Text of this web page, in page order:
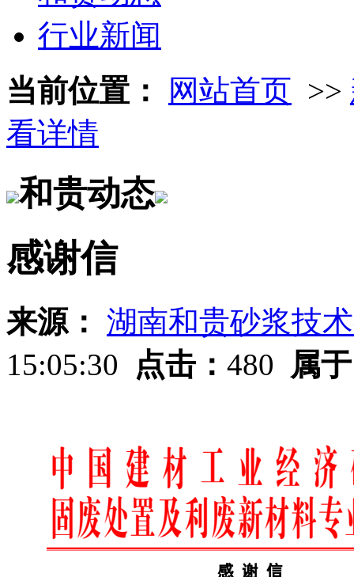
行业新闻
当前位置：
网站首页 >>
看详情
和贵动态
感谢信
来源： 湖南和贵砂浆技
15:05:30
点击： 480 属